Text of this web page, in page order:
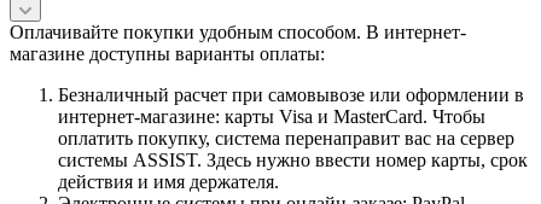
Оплачивайте покупки удобным способом. В интернет-
магазине доступны варианты оплаты:
Безналичный расчет при самовывозе или оформлении в
интернет-магазине: карты Visa и MasterCard. Чтобы
оплатить покупку, система перенаправит вас на сервер
системы ASSIST. Здесь нужно ввести номер карты, срок
действия и имя держателя.